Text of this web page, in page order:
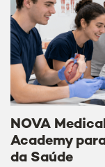
NOVA
Academy
da Saúde